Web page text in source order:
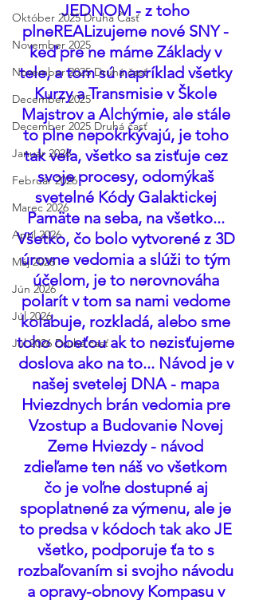
Október 2025 Druhá Časť
November 2025
November 2025 Druhá časť
December 2025
December 2025 Druhá časť
Január 2026
Február 2026
Marec 2026
Apríl 2026
Máj 2026
Jún 2026
Júl 2026
Júl 2026 Druhá časť
JEDNOM - z toho
plneREALizujeme nové SNY -
keď pre ne máme Základy v
tele, a tom sú napríklad všetky
Kurzy a Transmisie v Škole
Majstrov a Alchýmie, ale stále
to plne nepokrkývajú, je toho
tak veľa, všetko sa zisťuje cez
svoje procesy, odomýkaš
svetelné Kódy Galaktickej
Pamäte na seba, na všetko...
Všetko, čo bolo vytvorené z 3D
úrovne vedomia a slúži to tým
účelom, je to nerovnováha
polarít v tom sa nami vedome
kolabuje, rozkladá, alebo sme
toho obeťou ak to nezisťujeme
doslova ako na to... Návod je v
našej svetelej DNA - mapa
Hviezdnych brán vedomia pre
Vzostup a Budovanie Novej
Zeme Hviezdy - návod
zdieľame ten náš vo všetkom
čo je voľne dostupné aj
spoplatnené za výmenu, ale je
to predsa v kódoch tak ako JE
všetko, podporuje ťa to s
rozbaľovaním si svojho návodu
a opravy-obnovy Kompasu v